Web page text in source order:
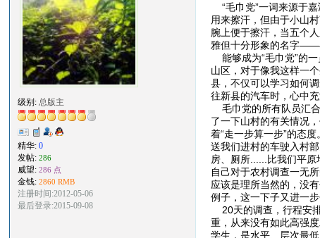
级别: 总版主
精华:0
发帖:286
威望:286 点
金钱:2860 RMB
注册时间:2012-05-06
最后登录:2015-09-08
“毛巾党”一词来源于嘉
用来擦汗，但由于小山
腕上便于擦汗，当五个
雅但十分形象的名字——
能够成为“毛巾党”的
山区，对于像我这样一
县，不仅可以学习如何
往新县的汽车时，心中充
毛巾党的所有队员汇合
了一下山村的有关情况
着“走一步算一步”的态度。
送我们进村的车驶入村
房、厕所......比我们平
自己对于农村调查一无
应该是理所当然的，没
例子，这一下子又进一
20天的调查，行程安
重，从来没有如此高强
学生，是水平、层次最